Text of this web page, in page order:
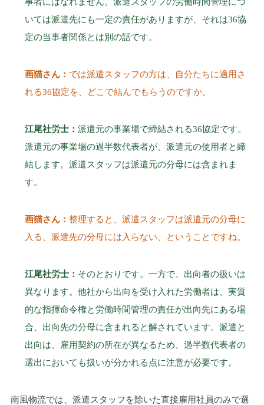
いては派遣先にも一定の責任がありますが、それは36協
定の当事者関係とは別の話です。
画猫さん： では派遣スタッフの方は、自分たちに適用さ
れる36協定を、どこで結んでもらうのですか。
江尾社労士： 派遣元の事業場で締結される36協定です。
派遣元の事業場の過半数代表者が、派遣元の使用者と締
結します。派遣スタッフは派遣元の分母には含まれま
す。
画猫さん： 整理すると、派遣スタッフは派遣元の分母に
入る、派遣先の分母には入らない、ということですね。
江尾社労士： そのとおりです。一方で、出向者の扱いは
異なります。他社から出向を受け入れた労働者は、実質
的な指揮命令権と労働時間管理の責任が出向先にある場
合、出向先の分母に含まれると解されています。派遣と
出向は、雇用契約の所在が異なるため、過半数代表者の
選出においても扱いが分かれる点に注意が必要です。
南風物流では、派遣スタッフを除いた直接雇用社員のみで選